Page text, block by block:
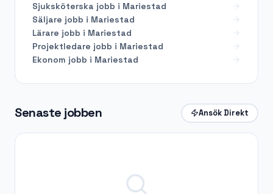
Senaste jobben Ansök Direkt
Sjuksköterska jobb i Mariestad
Säljare jobb i Mariestad
Lärare jobb i Mariestad
Projektledare jobb i Mariestad
Ekonom jobb i Mariestad